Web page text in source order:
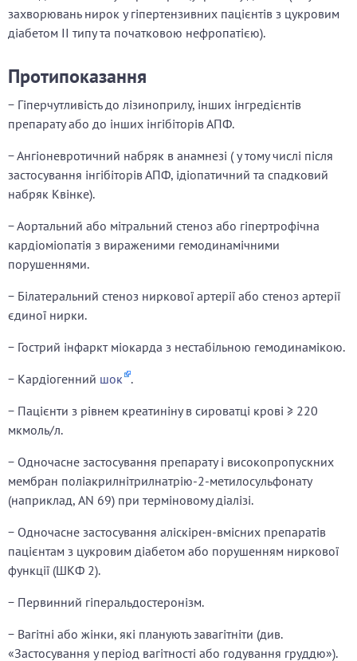
захворювань нирок у гіпертензивних пацієнтів з цукровим
діабетом ІІ типу та початковою нефропатією).
Протипоказання
− Гіперчутливість до лізиноприлу, інших інгредієнтів
препарату або до інших інгібіторів АПФ.
− Ангіоневротичний набряк в анамнезі ( у тому числі після
застосування інгібіторів АПФ, ідіопатичний та спадковий
набряк Квінке).
− Аортальний або мітральний стеноз або гіпертрофічна
кардіоміопатія з вираженими гемодинамічними
порушеннями.
− Білатеральний стеноз ниркової артерії або стеноз артерії
єдиної нирки.
− Гострий інфаркт міокарда з нестабільною гемодинамікою.
− Кардіогенний шок .
− Пацієнти з рівнем креатиніну в сироватці крові ≥ 220
мкмоль/л.
− Одночасне застосування препарату і високопропускних
мембран поліакрилнітрилнатрію-2-метилосульфонату
(наприклад, AN 69) при терміновому діалізі.
− Одночасне застосування аліскірен-вмісних препаратів
пацієнтам з цукровим діабетом або порушенням ниркової
функції (ШКФ 2).
− Первинний гіперальдостеронізм.
− Вагітні або жінки, які планують завагітніти (див.
«Застосування у період вагітності або годування груддю»).